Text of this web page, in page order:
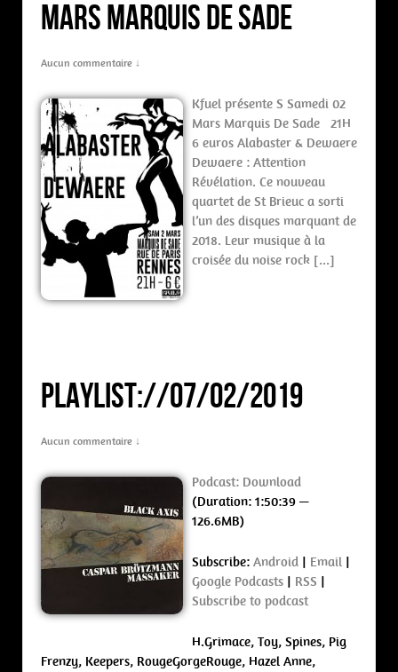
Mars Marquis De Sade
Aucun commentaire ↓
Kfuel présente S Samedi 02
Mars Marquis De Sade 21H
6 euros Alabaster & Dewaere
Dewaere : Attention
Révélation. Ce nouveau
quartet de St Brieuc a sorti
l’un des disques marquant de
2018. Leur musique à la
croisée du noise rock […]
PLAYLIST://07/02/2019
Aucun commentaire ↓
Podcast: Download
(Duration: 1:50:39 —
126.6MB)
Subscribe: Android Email
Google Podcasts
RSS
Subscribe to podcast
H.Grimace, Toy, Spines, Pig
Frenzy, Keepers, RougeGorgeRouge, Hazel Anne,